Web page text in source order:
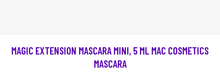
MAGIC EXTENSION MASCARA MINI, 5 ML MAC COSMETICS
MASCARA